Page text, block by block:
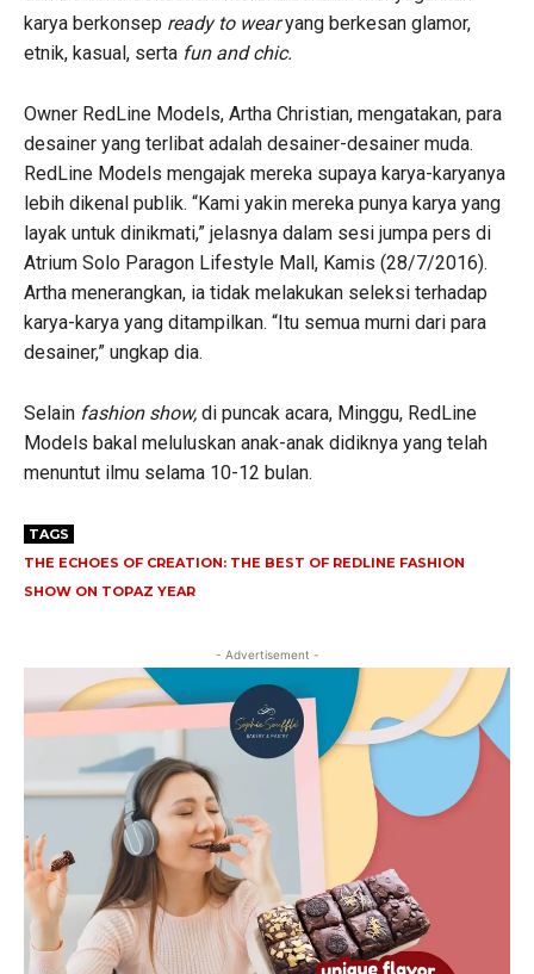
karya berkonsep ready to wearyang berkesan glamor,
etnik, kasual, serta fun and chic.
Owner RedLine Models, Artha Christian, mengatakan, para
desainer yang terlibat adalah desainer-desainer muda.
RedLine Models mengajak mereka supaya karya-karyanya
lebih dikenal publik. “Kami yakin mereka punya karya yang
layak untuk dinikmati,” jelasnya dalam sesi jumpa pers di
Atrium Solo Paragon Lifestyle Mall, Kamis (28/7/2016).
Artha menerangkan, ia tidak melakukan seleksi terhadap
karya-karya yang ditampilkan. “Itu semua murni dari para
desainer,” ungkap dia.
Selain fashion show, di puncak acara, Minggu, RedLine
Models bakal meluluskan anak-anak didiknya yang telah
menuntut ilmu selama 10-12 bulan.
TAGS
THE ECHOES OF CREATION: THE BEST OF REDLINE FASHION
SHOW ON TOPAZ YEAR
- Advertisement -